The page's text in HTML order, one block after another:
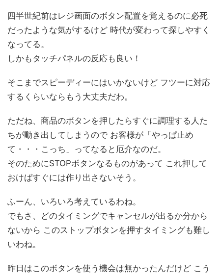
四半世紀前はレジ画面のボタン配置を覚えるのに必死
だったような気がするけど 時代が変わって探しやすく
なってる。
しかもタッチパネルの反応も良い！
そこまでスピーディーにはいかないけど フツーに対応
するくらいならもう大丈夫だわ。
ただね、商品のボタンを押したらすぐに調理する人た
ちが動き出してしまうので お客様が「やっぱ止め
て・・・こっち」ってなると厄介なのだ。
そのためにSTOPボタンなるものがあって これ押して
おけばすぐには作り出さないそう。
ふーん、いろいろ考えているわね。
でもさ、どのタイミングでキャンセルが出るか分から
ないから このストップボタンを押すタイミングも難し
いわね。
昨日はこのボタンを使う機会は無かったんだけど こう